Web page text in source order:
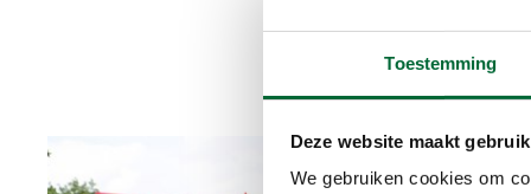
Toestemming
Deze website maakt
We gebruiken cookies om